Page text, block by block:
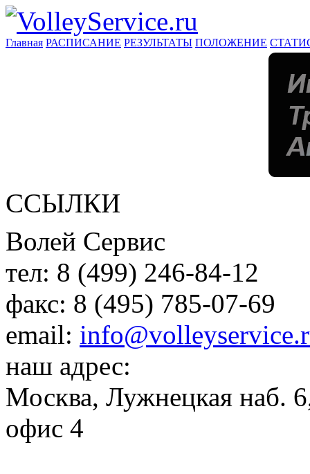
Главная РАСПИСАНИЕ РЕЗУЛЬТАТЫ ПОЛОЖЕНИЕ
ССЫЛКИ
Волей Сервис
тел: 8 (499) 246-84-12
факс: 8 (495) 785-07-69
email:
наш адрес:
Москва, Лужнецкая наб.
офис 4